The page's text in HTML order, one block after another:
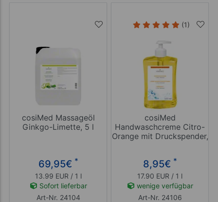
cosiMed Massageöl
Ginkgo-Limette, 5 l
69,95€ *
13.99 EUR / 1 l
Sofort lieferbar
Art-Nr. 24104
(1)
cosiMed
Handwaschcreme Citro-
Orange mit Druckspender,
8,95€ *
17.90 EUR / 1 l
wenige verfügbar
Art-Nr. 24106